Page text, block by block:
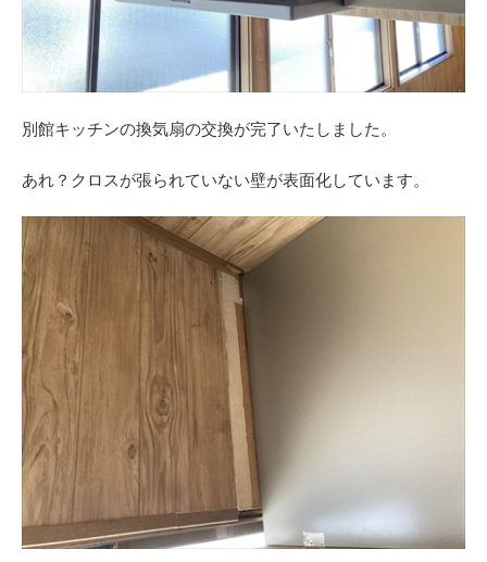
別館キッチンの換気扇の交換が完了いたしました。
あれ？クロスが張られていない壁が表面化しています。